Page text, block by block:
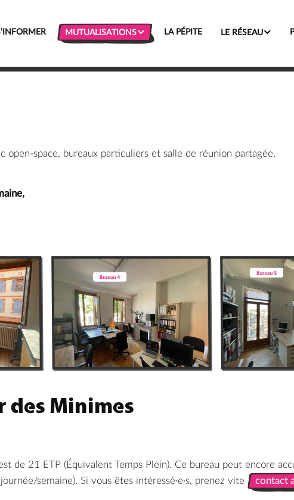
MUTUALISATIONS LA PÉPITE LE RÉSEAU
open-space, bureaux particuliers et salle de réunion partagée.
des Minimes
de 21 ETP (Équivalent Temps Plein). Ce bureau peut encore
semaine). Si vous êtes intéressé·e·s, prenez vite
contact
contact